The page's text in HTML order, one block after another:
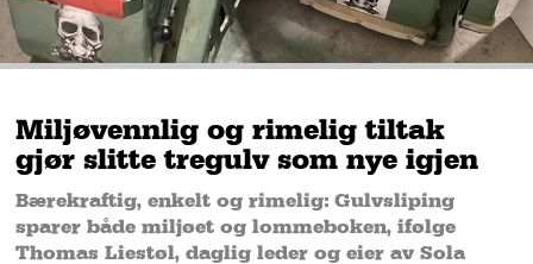
Miljøvennlig og rimelig tiltak
gjør slitte tregulv som nye igjen
Bærekraftig, enkelt og rimelig: Gulvsliping
sparer både miljøet og lommeboken, ifølge
Thomas Liestøl, daglig leder og eier av Sola